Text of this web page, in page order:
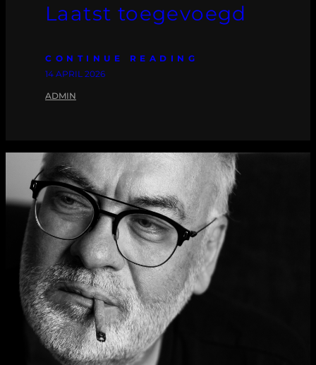
Laatst toegevoegd
CONTINUE READING
14 APRIL 2026
ADMIN